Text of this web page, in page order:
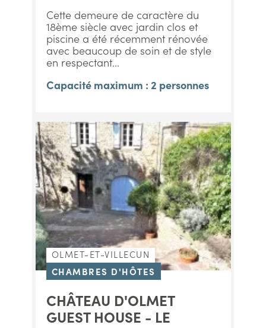
Cette demeure de caractère du
18ème siècle avec jardin clos et
piscine a été récemment rénovée
avec beaucoup de soin et de style
en respectant...
Capacité maximum : 2 personnes
OLMET-ET-VILLECUN
CHAMBRES D'HÔTES
CHÂTEAU D'OLMET
GUEST HOUSE - LE